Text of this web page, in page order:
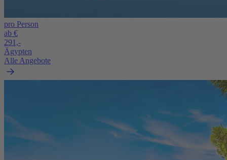
pro Person
ab €
291,-
Ägypten
Alle Angebote